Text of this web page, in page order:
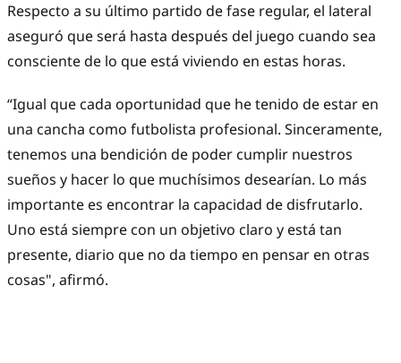
Respecto a su último partido de fase regular, el lateral
aseguró que será hasta después del juego cuando sea
consciente de lo que está viviendo en estas horas.
“Igual que cada oportunidad que he tenido de estar en
una cancha como futbolista profesional. Sinceramente,
tenemos una bendición de poder cumplir nuestros
sueños y hacer lo que muchísimos desearían. Lo más
importante es encontrar la capacidad de disfrutarlo.
Uno está siempre con un objetivo claro y está tan
presente, diario que no da tiempo en pensar en otras
cosas", afirmó.